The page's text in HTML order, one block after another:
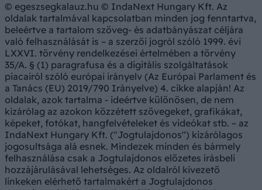
© egeszsegkalauz.hu © IndaNext Hungary Kft. Az
oldalak tartalmával kapcsolatban minden jog fenntartva,
beleértve a tartalom szöveg- és adatbányászat céljára
való felhasználását is – a szerzői jogról szóló 1999. évi
LXXVI. törvény rendelkezései értelmében a törvény
35/A. § (1) paragrafusa és a digitális szolgáltatások
piacairól szóló európai irányelv (Az Európai Parlament és
a Tanács (EU) 2019/790 Irányelve) 4. cikke alapján! Az
oldalak, azok tartalma - ideértve különösen, de nem
kizárólag az azokon közzétett szövegeket, grafikákat,
képeket, fotókat, hangfelvételeket és videókat stb. – az
IndaNext Hungary Kft. ("Jogtulajdonos") kizárólagos
jogosultsága alá esnek. Mindezek minden és bármely
felhasználása csak a Jogtulajdonos előzetes írásbeli
hozzájárulásával lehetséges. Az oldalról kivezető
linkeken elérhető tartalmakért a Jogtulajdonos